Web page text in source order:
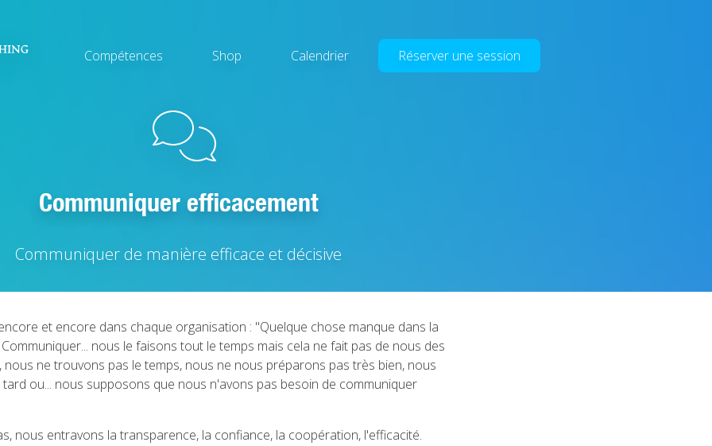
navigation
Compétences Shop Calendrier Réserver une session
Communiquer efficacement
Communiquer de manière efficace et décisive
et encore dans chaque organisation : "Quelque chose manque dans la
nous le faisons tout le temps mais cela ne fait pas de nous des
nous ne trouvons pas le temps, nous ne nous préparons pas très bien, nous
ou... nous supposons que nous n'avons pas besoin de communiquer
nous entravons la transparence, la confiance, la coopération, l'efficacité.